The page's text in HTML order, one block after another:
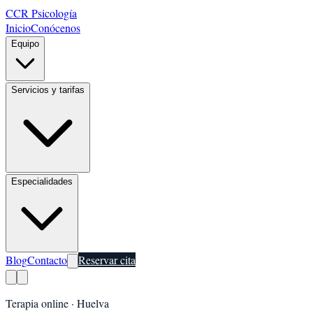
CCR Psicología
InicioConócenos
Equipo
Servicios y tarifas
Especialidades
BlogContacto Reservar cita
Terapia online · Huelva